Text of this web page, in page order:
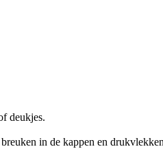
deukjes.
in de kappen en